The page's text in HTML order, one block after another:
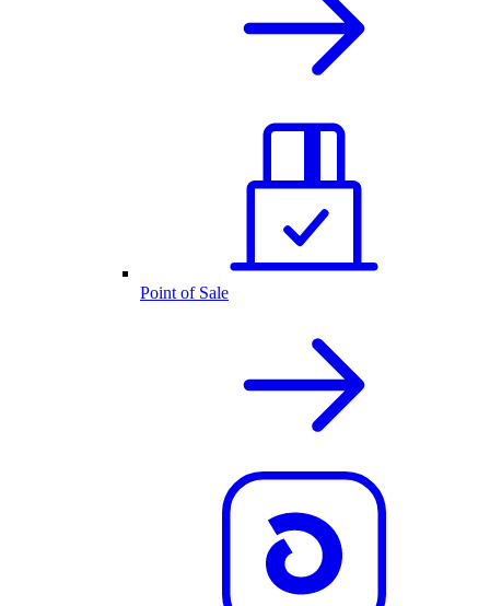
Point of Sale